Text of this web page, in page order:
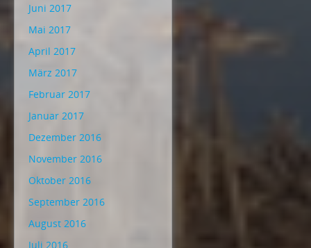
Juni 2017
Mai 2017
April 2017
März 2017
Februar 2017
Januar 2017
Dezember 2016
November 2016
Oktober 2016
September 2016
August 2016
Juli 2016